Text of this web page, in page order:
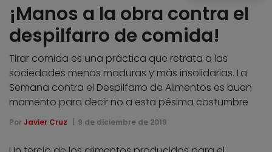
¡Manos a la obra contra el
despilfarro de comida!
Tirar comida es una práctica que retrata a las
sociedades menos maduras y más insolidarias. La
Semana contra el Despilfarro de Alimentos es buen
momento para decir no a esta pésima costumbre
Por Javier Cruz 9 de diciembre de 2019